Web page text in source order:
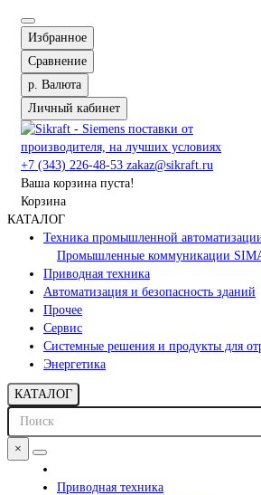
Избранное
Сравнение
р. Валюта
Личный кабинет
+7 (343) 226-48-53 zakaz@sikraft.ru
Ваша корзина пуста!
Корзина
КАТАЛОГ
Техника промышленной
Промышленные коммуникации
Приводная техника
Автоматизация и безопасность зданий
Прочее
Сервис
Системные решения и продукты для
Энергетика
КАТАЛОГ
×
Приводная техника